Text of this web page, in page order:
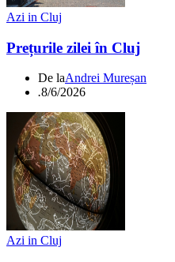
Azi in Cluj
Prețurile zilei în Cluj
De laAndrei Mureșan
.8/6/2026
Azi in Cluj